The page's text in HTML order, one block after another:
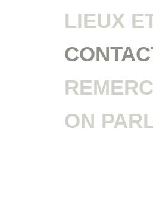
LIEUX
ON